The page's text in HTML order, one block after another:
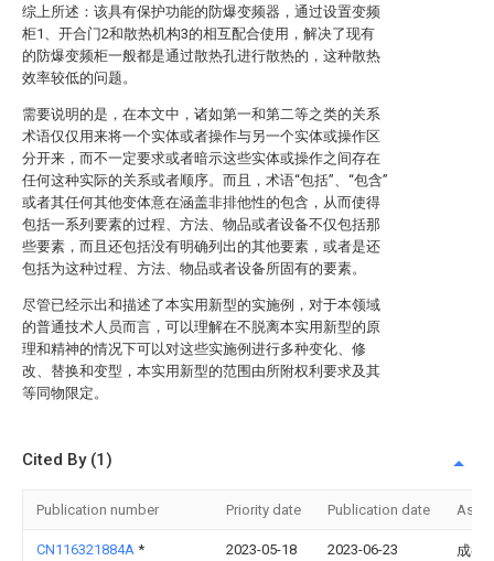
综上所述：该具有保护功能的防爆变频器，通过设置变频
柜1、开合门2和散热机构3的相互配合使用，解决了现有
的防爆变频柜一般都是通过散热孔进行散热的，这种散热
效率较低的问题。
需要说明的是，在本文中，诸如第一和第二等之类的关系
术语仅仅用来将一个实体或者操作与另一个实体或操作区
分开来，而不一定要求或者暗示这些实体或操作之间存在
任何这种实际的关系或者顺序。而且，术语“包括”、“包含”
或者其任何其他变体意在涵盖非排他性的包含，从而使得
包括一系列要素的过程、方法、物品或者设备不仅包括那
些要素，而且还包括没有明确列出的其他要素，或者是还
包括为这种过程、方法、物品或者设备所固有的要素。
尽管已经示出和描述了本实用新型的实施例，对于本领域
的普通技术人员而言，可以理解在不脱离本实用新型的原
理和精神的情况下可以对这些实施例进行多种变化、修
改、替换和变型，本实用新型的范围由所附权利要求及其
等同物限定。
Cited By (1)
Publication number Priority date Publication date
CN116321884A * 2023-05-18 2023-06-23
成都